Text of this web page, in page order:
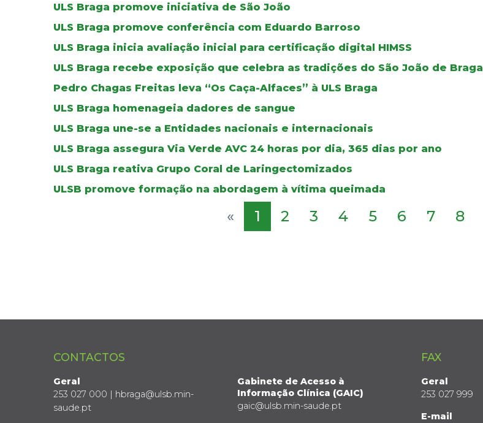
ULS Braga promove iniciativa de São João
ULS Braga promove conferência com Eduardo Barroso
ULS Braga inicia avaliação inicial para certificação digital HIMSS
ULS Braga recebe exposição que celebra as tradições do São João de Braga
Pedro Chagas Freitas leva “Os Caça-Alfaces” à ULS Braga
ULS Braga homenageia dadores de sangue
ULS Braga une-se a Entidades nacionais e internacionais
ULS Braga assegura Via Verde AVC 24 horas por dia, 365 dias por ano
ULS Braga reativa Grupo Coral de Laringectomizados
ULSB promove formação na abordagem à vítima queimada
« 1 2 3 4 5 6 7 8
CONTACTOS
Geral
253 027 000 | hbraga@ulsb.min-
saude.pt
Gabinete de Acesso à
Informação Clínica (GAIC)
gaic@ulsb.min-saude.pt
FAX
Geral
253 027 999
E-mail